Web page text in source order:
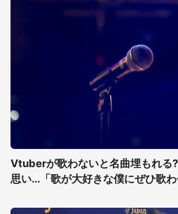
Vtuberが歌わないと名曲埋もれる
思い...「歌が大好きな僕にぜひ歌わ